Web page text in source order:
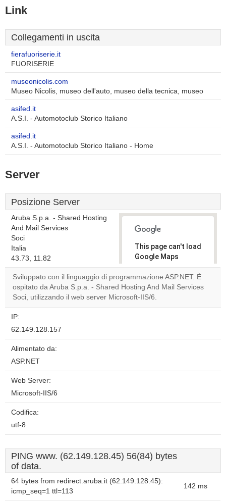
Link
Collegamenti in uscita
fierafuoriserie.it
FUORISERIE
museonicolis.com
Museo Nicolis, museo dell'auto, museo della tecnica, museo
asifed.it
A.S.I. - Automotoclub Storico Italiano
asifed.it
A.S.I. - Automotoclub Storico Italiano - Home
Server
Posizione Server
Aruba S.p.a. - Shared Hosting
And Mail Services
Soci
Italia
43.73, 11.82
This page can't load
Google Maps
correctly.
Do you
own this
Sviluppato con il linguaggio di programmazione ASP.NET. È
ospitato da Aruba S.p.a. - Shared Hosting And Mail Services
Soci, utilizzando il web server Microsoft-IIS/6.
IP:
62.149.128.157
Alimentato da:
ASP.NET
Web Server:
Microsoft-IIS/6
Codifica:
utf-8
PING www. (62.149.128.45) 56(84) bytes
of data.
64 bytes from redirect.aruba.it (62.149.128.45):
icmp_seq=1 ttl=113
142 ms